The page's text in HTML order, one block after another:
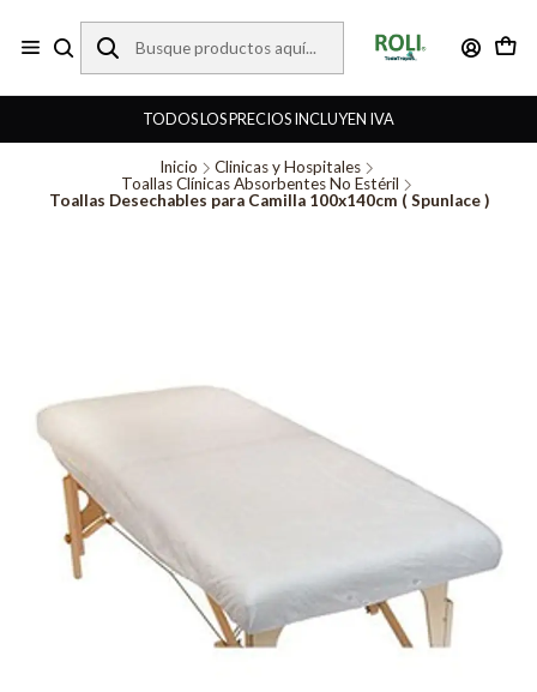
TODOS LOS PRECIOS INCLUYEN IVA
Inicio
Clinicas y Hospitales
Toallas Clínicas Absorbentes No Estéril
Toallas Desechables para Camilla 100x140cm ( Spunlace )